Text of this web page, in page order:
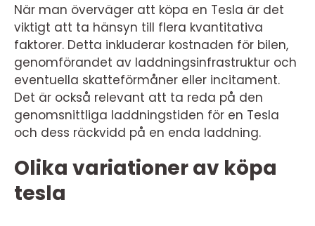
När man överväger att köpa en Tesla är det
viktigt att ta hänsyn till flera kvantitativa
faktorer. Detta inkluderar kostnaden för bilen,
genomförandet av laddningsinfrastruktur och
eventuella skatteförmåner eller incitament.
Det är också relevant att ta reda på den
genomsnittliga laddningstiden för en Tesla
och dess räckvidd på en enda laddning.
Olika variationer av köpa
tesla